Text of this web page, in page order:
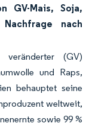
GV-Mais, Soja,
nach
veränderter (GV)
und Raps,
behauptet seine
weltweit,
sowie 99 %